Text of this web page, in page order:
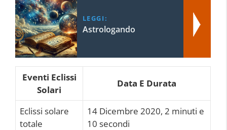
LEGGI:
Astrologando
Eventi Eclissi
Solari
Data E Durata
Eclissi solare
totale
14 Dicembre 2020, 2 minuti e
10 secondi